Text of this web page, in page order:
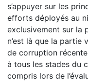
s’appuyer sur les
efforts déployés au
exclusivement sur la
n’est là que la partie
de corruption
à tous les stades du
compris lors de